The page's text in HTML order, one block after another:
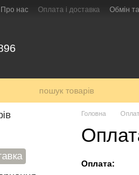
контенту
Про нас Оплата і доставка Обмін
Головна
Оплата: